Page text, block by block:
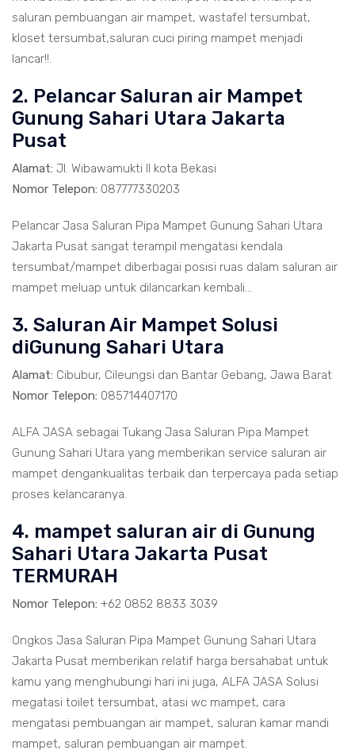
saluran pembuangan air mampet, wastafel tersumbat,
kloset tersumbat,saluran cuci piring mampet menjadi
lancar!!.
2. Pelancar Saluran air Mampet
Gunung Sahari Utara Jakarta
Pusat
Alamat: Jl. Wibawamukti II kota Bekasi
Nomor Telepon: 087777330203
Pelancar Jasa Saluran Pipa Mampet Gunung Sahari Utara
Jakarta Pusat sangat terampil mengatasi kendala
tersumbat/mampet diberbagai posisi ruas dalam saluran air
mampet meluap untuk dilancarkan kembali...
3. Saluran Air Mampet Solusi
diGunung Sahari Utara
Alamat: Cibubur, Cileungsi dan Bantar Gebang, Jawa Barat
Nomor Telepon: 085714407170
ALFA JASA sebagai Tukang Jasa Saluran Pipa Mampet
Gunung Sahari Utara yang memberikan service saluran air
mampet dengankualitas terbaik dan terpercaya pada setiap
proses kelancaranya.
4. mampet saluran air di Gunung
Sahari Utara Jakarta Pusat
TERMURAH
Nomor Telepon: +62 0852 8833 3039
Ongkos Jasa Saluran Pipa Mampet Gunung Sahari Utara
Jakarta Pusat memberikan relatif harga bersahabat untuk
kamu yang menghubungi hari ini juga, ALFA JASA Solusi
megatasi toilet tersumbat, atasi wc mampet, cara
mengatasi pembuangan air mampet, saluran kamar mandi
mampet, saluran pembuangan air mampet.